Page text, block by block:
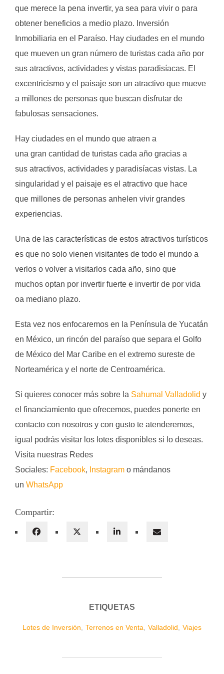
que merece la pena invertir, ya sea para vivir o para
obtener beneficios a medio plazo. Inversión
Inmobiliaria en el Paraíso. Hay ciudades en el mundo
que mueven un gran número de turistas cada año por
sus atractivos, actividades y vistas paradisíacas. El
excentricismo y el paisaje son un atractivo que mueve
a millones de personas que buscan disfrutar de
fabulosas sensaciones.
Hay ciudades en el mundo que atraen a
una gran cantidad de turistas cada año gracias a
sus atractivos, actividades y paradisíacas vistas. La
singularidad y el paisaje es el atractivo que hace
que millones de personas anhelen vivir grandes
experiencias.
Una de las características de estos atractivos turísticos
es que no solo vienen visitantes de todo el mundo a
verlos o volver a visitarlos cada año, sino que
muchos optan por invertir fuerte e invertir de por vida
oa mediano plazo.
Esta vez nos enfocaremos en la Península de Yucatán
en México, un rincón del paraíso que separa el Golfo
de México del Mar Caribe en el extremo sureste de
Norteamérica y el norte de Centroamérica.
Si quieres conocer más sobre la Sahumal Valladolid y
el financiamiento que ofrecemos, puedes ponerte en
contacto con nosotros y con gusto te atenderemos,
igual podrás visitar los lotes disponibles si lo deseas.
Visita nuestras Redes
Sociales: Facebook, Instagram o mándanos
un WhatsApp
Compartir:
ETIQUETAS
Lotes de Inversión Terrenos en Venta Valladolid Viajes